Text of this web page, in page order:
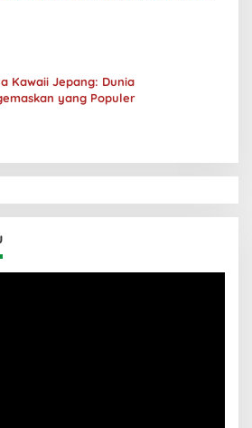
Kawaii Jepang: Dunia
yang Populer